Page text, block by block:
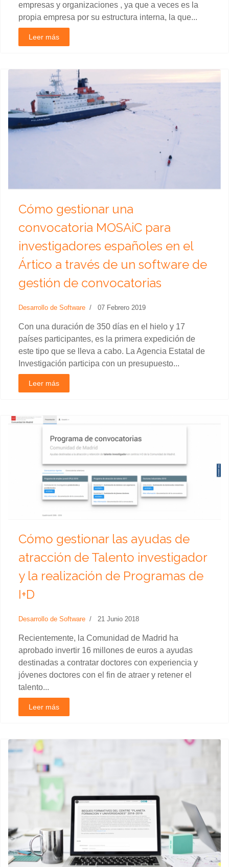
empresas y organizaciones , ya que a veces es la
propia empresa por su estructura interna, la que...
Leer más
Cómo gestionar una
convocatoria MOSAiC para
investigadores españoles en el
Ártico a través de un software de
gestión de convocatorias
Desarrollo de Software 07 Febrero 2019
Con una duración de 350 días en el hielo y 17
países participantes, es la primera expedición de
este tipo que se lleva a cabo. La Agencia Estatal de
Investigación participa con un presupuesto...
Leer más
Cómo gestionar las ayudas de
atracción de Talento investigador
y la realización de Programas de
I+D
Desarrollo de Software 21 Junio 2018
Recientemente, la Comunidad de Madrid ha
aprobado invertir 16 millones de euros a ayudas
destinadas a contratar doctores con experiencia y
jóvenes doctores con el fin de atraer y retener el
talento...
Leer más